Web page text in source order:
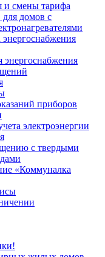
и смены тарифа
домов с
энергоснабжения
приборов
электроэнергии
с твердыми
«Коммуналка